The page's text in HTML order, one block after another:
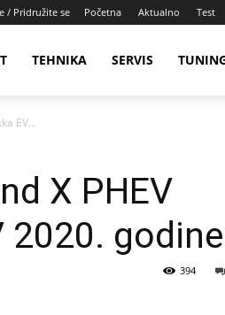
/ Pridružite se Početna Aktualno Test
TEHNIKA SERVIS
EV...
X PHEV
2020. godine
394